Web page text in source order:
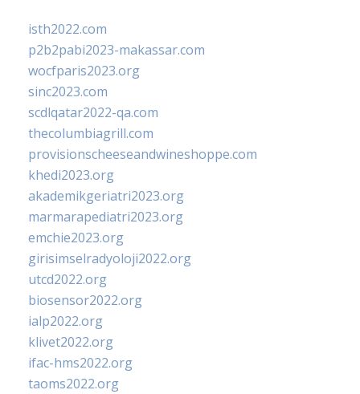
isth2022.com
p2b2pabi2023-makassar.com
wocfparis2023.org
sinc2023.com
scdlqatar2022-qa.com
thecolumbiagrill.com
provisionscheeseandwineshoppe.com
khedi2023.org
akademikgeriatri2023.org
marmarapediatri2023.org
emchie2023.org
girisimselradyoloji2022.org
utcd2022.org
biosensor2022.org
ialp2022.org
klivet2022.org
ifac-hms2022.org
taoms2022.org